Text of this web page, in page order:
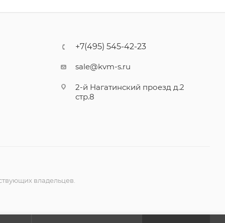
+7(495) 545-42-23
sale@kvm-s.ru
2-й Нагатинский проезд д.2
стр.8
владельцев.